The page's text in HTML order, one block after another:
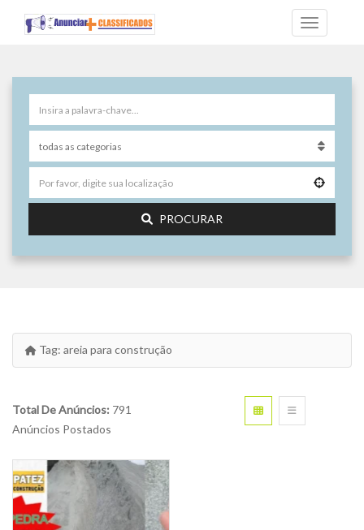
PROCURAR
Tag: areia para construção
Total De Anúncios: 791
Anúncios Postados